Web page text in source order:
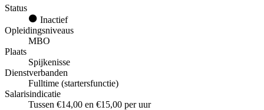
Status
Inactief
Opleidingsniveaus
MBO
Plaats
Spijkenisse
Dienstverbanden
Fulltime (startersfunctie)
Salarisindicatie
Tussen €14,00 en €15,00 per uur